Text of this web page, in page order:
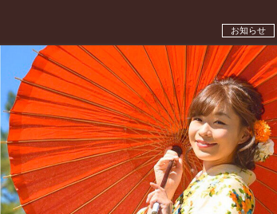
お知らせ